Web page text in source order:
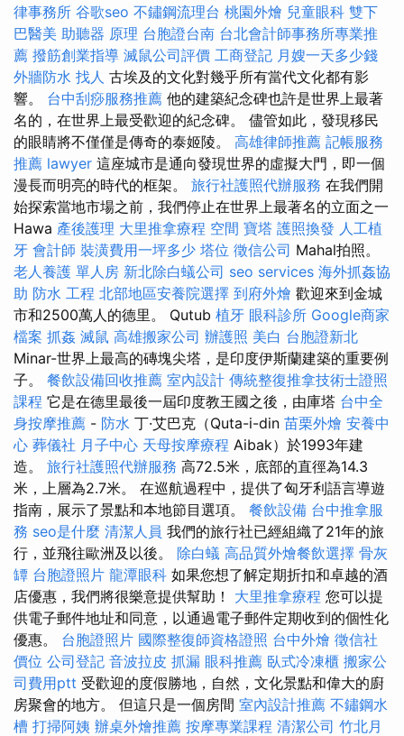
律事務所 谷歌seo 不鏽鋼流理台 桃園外燴 兒童眼科 雙下
巴醫美 助聽器 原理 台胞證台南 台北會計師事務所專業推
薦 撥筋創業指導 滅鼠公司評價 工商登記 月嫂一天多少錢
外牆防水 找人 古埃及的文化對幾乎所有當代文化都有影
響。 台中刮痧服務推薦 他的建築紀念碑也許是世界上最著
名的，在世界上最受歡迎的紀念碑。 儘管如此，發現移民
的眼睛將不僅僅是傳奇的泰姬陵。 高雄律師推薦 記帳服務
推薦 lawyer 這座城市是通向發現世界的虛擬大門，即一個
漫長而明亮的時代的框架。 旅行社護照代辦服務 在我們開
始探索當地市場之前，我們停止在世界上最著名的立面之一
Hawa 產後護理 大里推拿療程 空間 寶塔 護照換發 人工植
牙 會計師 裝潢費用一坪多少 塔位 徵信公司 Mahal拍照。
老人養護 單人房 新北除白蟻公司 seo services 海外抓姦協
助 防水 工程 北部地區安養院選擇 到府外燴 歡迎來到金城
市和2500萬人的德里。 Qutub 植牙 眼科診所 Google商家
檔案 抓姦 滅鼠 高雄搬家公司 辦護照 美白 台胞證新北
Minar-世界上最高的磚塊尖塔，是印度伊斯蘭建築的重要例
子。 餐飲設備回收推薦 室內設計 傳統整復推拿技術士證照
課程 它是在德里最後一屆印度教王國之後，由庫塔 台中全
身按摩推薦 - 防水 丁·艾巴克（Quta-i-din 苗栗外燴 安養中
心 葬儀社 月子中心 天母按摩療程 Aibak）於1993年建
造。 旅行社護照代辦服務 高72.5米，底部的直徑為14.3
米，上層為2.7米。 在巡航過程中，提供了匈牙利語言導遊
指南，展示了景點和本地節目選項。 餐飲設備 台中推拿服
務 seo是什麼 清潔人員 我們的旅行社已經組織了21年的旅
行，並飛往歐洲及以後。 除白蟻 高品質外燴餐飲選擇 骨灰
罈 台胞證照片 龍潭眼科 如果您想了解定期折扣和卓越的酒
店優惠，我們將很樂意提供幫助！ 大里推拿療程 您可以提
供電子郵件地址和同意，以通過電子郵件定期收到的個性化
優惠。 台胞證照片 國際整復師資格證照 台中外燴 徵信社
價位 公司登記 音波拉皮 抓漏 眼科推薦 臥式冷凍櫃 搬家公
司費用ptt 受歡迎的度假勝地，自然，文化景點和偉大的廚
房聚會的地方。 但這只是一個房間 室內設計推薦 不鏽鋼水
槽 打掃阿姨 辦桌外燴推薦 按摩專業課程 清潔公司 竹北月